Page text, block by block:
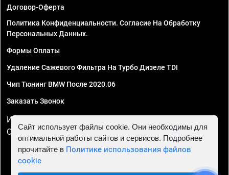
Договор-Оферта
Политика Конфиденциальности. Согласие На Обработку
Персональных Данных.
Формы Оплаты
Удаление Сажевого Фильтра На Турбо Дизеле TDI
Чип Тюнинг BMW После 2020.06
Заказать Звонок
ИП Смирнов Георгий Павлович. ИНН 781302555843,
ОГРНИП 324470400032610
Сайт использует файлы cookie. Они необходимы для
оптимальной работы сайтов и сервисов. Подробнее
прочитайте в Политике использования файлов
cookie